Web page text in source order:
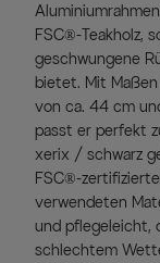
FSC®-Teakholz,
geschwungene
bietet. Mit
von ca. 44 cm
passt er perfekt
xerix / schwarz
FSC®-
verwendeten
und pflegeleicht,
schlechtem